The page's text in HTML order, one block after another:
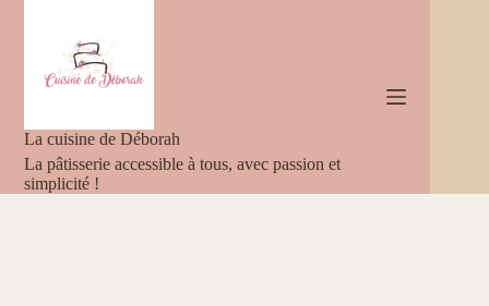
La cuisine de Déborah
La pâtisserie accessible à tous, avec passion et
simplicité !